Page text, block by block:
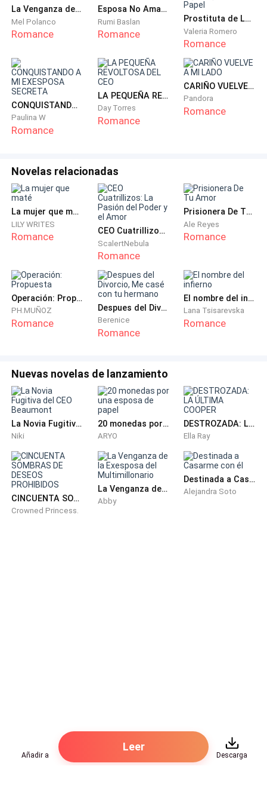
La Venganza de la Esposa Muda
Mel Polanco
Romance
Esposa No Amada
Rumi Baslan
Romance
Prostituta de Lujo. Esposa de Papel
Valeria Romero
Romance
CONQUISTANDO A MI EXESPOSA SECRETA
Paulina W
Romance
LA PEQUEÑA REVOLTOSA DEL CEO
Day Torres
Romance
CARIÑO VUELVE A MI LADO
Pandora
Romance
Novelas relacionadas
La mujer que maté
LILY WRITES
Romance CEO Cuatrillizos: La Pasión del Poder y el Amor
ScalertNebula
Romance
Prisionera De Tu Amor
Ale Reyes
Romance
Operación: Propuesta
PH.MUÑOZ
Romance
Despues del Divorcio, Me casé con tu hermano
Berenice
Romance
El nombre del infierno
Lana Tsisarevska
Romance
Nuevas novelas de lanzamiento
La Novia Fugitiva del CEO Beaumont
Niki
20 monedas por una esposa de papel
ARYO
DESTROZADA: LA ÚLTIMA COOPER
Ella Ray
CINCUENTA SOMBRAS DE DESEOS PROHIBIDOS
Crowned Princess.
La Venganza de la Exesposa del Multimillonario
Abby
Destinada a Casarme con él
Alejandra Soto
Añadir a
Leer
Descarga